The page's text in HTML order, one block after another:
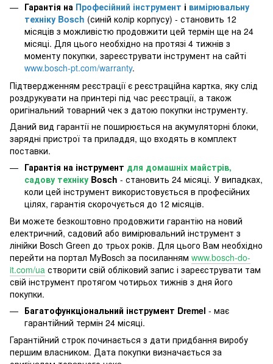
Гарантія на Професійний інструмент і вимірювальну
техніку Bosch (синій колір корпусу) - становить 12
місяців з можливістю продовжити цей термін ще на 24
місяці. Для цього необхідно на протязі 4 тижнів з
моменту покупки, зареєструвати інструмент на сайті
www.bosch-pt.com/warranty.
Підтвердженням реєстрації є реєстраційна картка, яку слід
роздрукувати на принтері під час реєстрації, а також
оригінальний товарний чек з датою покупки інструменту.
Даний вид гарантії не поширюється на акумуляторні блоки,
зарядні пристрої та приладдя, що входять в комплект
поставки.
Гарантія на інструмент для домашніх майстрів,
садову техніку Bosch - становить 24 місяці. У випадках,
коли цей інструмент використовується в професійних
цілях, гарантія скорочується до 12 місяців.
Ви можете безкоштовно продовжити гарантію на новий
електричний, садовий або вимірювальний інструмент з
лінійки Bosch Green до трьох років. Для цього Вам необхідно
перейти на портал MyBosch за посиланням www.bosch-do-
it.com/ua створити свій обліковий запис і зареєструвати там
свій інструмент протягом чотирьох тижнів з дня його
покупки.
Багатофункціональний інструмент Dremel - має
гарантійний термін 24 місяці.
Гарантійний строк починається з дати придбання виробу
першим власником. Дата покупки визначається за